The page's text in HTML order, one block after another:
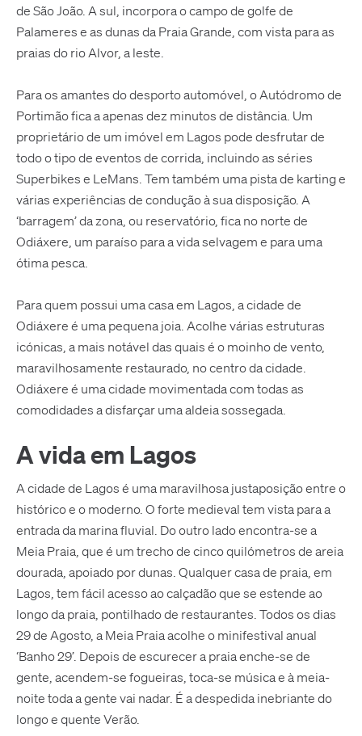
de São João. A sul, incorpora o campo de golfe de
Palameres e as dunas da Praia Grande, com vista para as
praias do rio Alvor, a leste.
Para os amantes do desporto automóvel, o Autódromo de
Portimão fica a apenas dez minutos de distância. Um
proprietário de um imóvel em Lagos pode desfrutar de
todo o tipo de eventos de corrida, incluindo as séries
Superbikes e LeMans. Tem também uma pista de karting e
várias experiências de condução à sua disposição. A
‘barragem’ da zona, ou reservatório, fica no norte de
Odiáxere, um paraíso para a vida selvagem e para uma
ótima pesca.
Para quem possui uma casa em Lagos, a cidade de
Odiáxere é uma pequena joia. Acolhe várias estruturas
icónicas, a mais notável das quais é o moinho de vento,
maravilhosamente restaurado, no centro da cidade.
Odiáxere é uma cidade movimentada com todas as
comodidades a disfarçar uma aldeia sossegada.
A vida em Lagos
A cidade de Lagos é uma maravilhosa justaposição entre o
histórico e o moderno. O forte medieval tem vista para a
entrada da marina fluvial. Do outro lado encontra-se a
Meia Praia, que é um trecho de cinco quilómetros de areia
dourada, apoiado por dunas. Qualquer casa de praia, em
Lagos, tem fácil acesso ao calçadão que se estende ao
longo da praia, pontilhado de restaurantes. Todos os dias
29 de Agosto, a Meia Praia acolhe o minifestival anual
‘Banho 29’. Depois de escurecer a praia enche-se de
gente, acendem-se fogueiras, toca-se música e à meia-
noite toda a gente vai nadar. É a despedida inebriante do
longo e quente Verão.